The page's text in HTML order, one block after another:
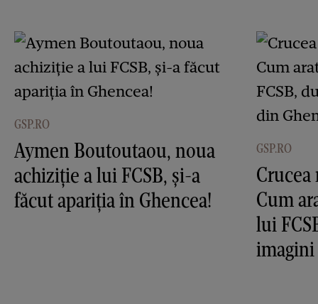
GSP.RO
Aymen Boutoutaou, noua
achiziție a lui FCSB, și-a
făcut apariția în Ghencea!
GSP.RO
Crucea
Cum
lui
imagini